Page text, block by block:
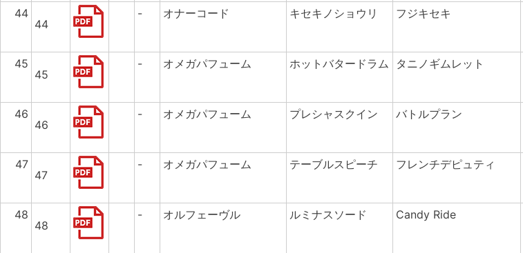
44
44
- オナーコード キセキノショウリ フジキセキ
45
45
- オメガパフューム ホットバタードラム タニノギムレット
46
46
- オメガパフューム プレシャスクイン バトルプラン
47
47
- オメガパフューム テーブルスピーチ フレンチデピュティ
48
48
- オルフェーヴル ルミナスソード Candy Ride